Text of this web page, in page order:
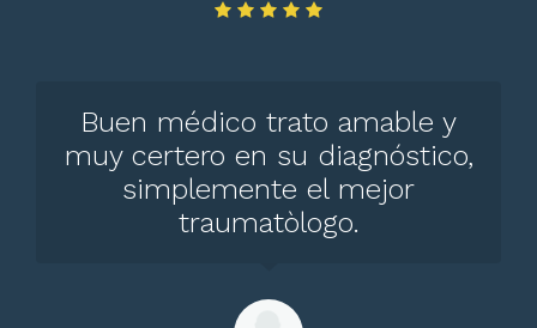
Buen médico trato amable y
muy certero en su diagnóstico,
simplemente el mejor
traumatòlogo.